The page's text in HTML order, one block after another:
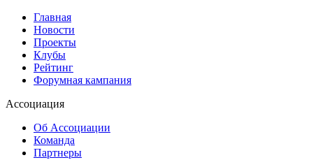
Главная
Новости
Проекты
Клубы
Рейтинг
Форумная кампания
Ассоциация
Об Ассоциации
Команда
Партнеры